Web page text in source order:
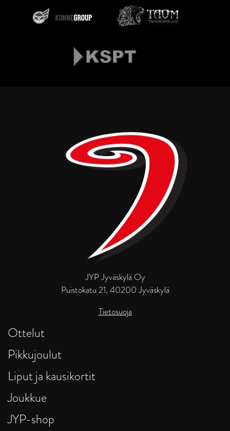
JYP Jyväskylä Oy
Puistokatu 21, 40200 Jyväskylä
Tietosuoja
Ottelut
Pikkujoulut
Liput ja kausikortit
Joukkue
JYP-shop